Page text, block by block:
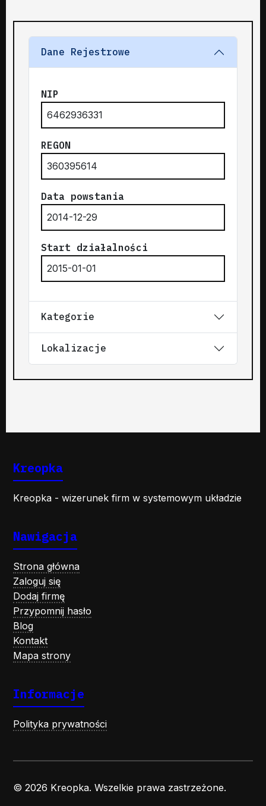
Dane Rejestrowe
NIP
6462936331
REGON
360395614
Data powstania
2014-12-29
Start działalności
2015-01-01
Kategorie
Lokalizacje
Kreopka
Kreopka - wizerunek firm w systemowym układzie
Nawigacja
Strona główna
Zaloguj się
Dodaj firmę
Przypomnij hasło
Blog
Kontakt
Mapa strony
Informacje
Polityka prywatności
© 2026 Kreopka. Wszelkie prawa zastrzeżone.